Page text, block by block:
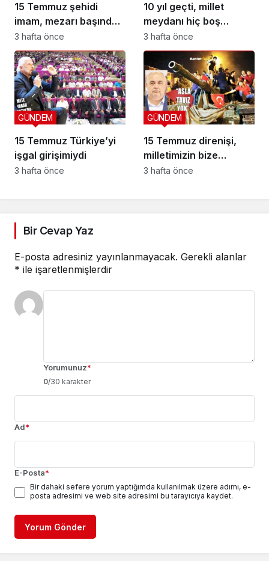
15 Temmuz şehidi
imam, mezarı başında
anıldı
3 hafta önce
10 yıl geçti, millet
meydanı hiç boş
bırakmadı
3 hafta önce
15 Temmuz Türkiye’yi
işgal girişimiydi
GÜNDEM
3 hafta önce
15 Temmuz direnişi,
milletimizin bize
yüklediği tarihi
GÜNDEM
3 hafta önce
Bir Cevap Yaz
E-posta adresiniz yayınlanmayacak. Gerekli alanlar
* ile işaretlenmişlerdir
Yorumunuz*
0/30 karakter
Ad*
E-Posta*
Bir dahaki sefere yorum yaptığımda kullanılmak üzere adımı, e-
posta adresimi ve web site adresimi bu tarayıcıya kaydet.
Yorum Gönder